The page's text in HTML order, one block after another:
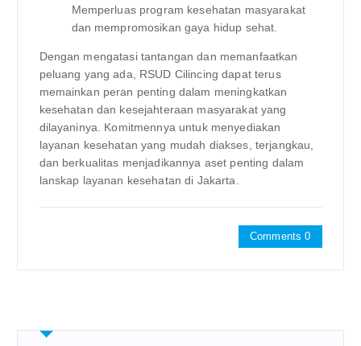
Memperluas program kesehatan masyarakat
dan mempromosikan gaya hidup sehat.
Dengan mengatasi tantangan dan memanfaatkan
peluang yang ada, RSUD Cilincing dapat terus
memainkan peran penting dalam meningkatkan
kesehatan dan kesejahteraan masyarakat yang
dilayaninya. Komitmennya untuk menyediakan
layanan kesehatan yang mudah diakses, terjangkau,
dan berkualitas menjadikannya aset penting dalam
lanskap layanan kesehatan di Jakarta.
Comments 0